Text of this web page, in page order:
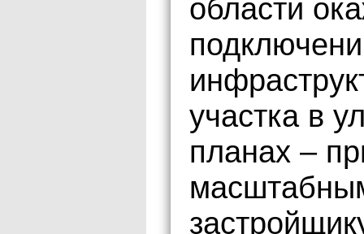
области
участка в
планах –